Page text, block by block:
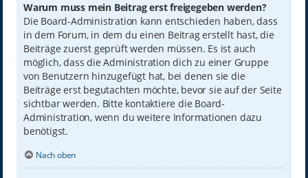
Warum muss mein Beitrag erst freigegeben werden?
Die Board-Administration kann entschieden haben, dass
in dem Forum, in dem du einen Beitrag erstellt hast, die
Beiträge zuerst geprüft werden müssen. Es ist auch
möglich, dass die Administration dich zu einer Gruppe
von Benutzern hinzugefügt hat, bei denen sie die
Beiträge erst begutachten möchte, bevor sie auf der Seite
sichtbar werden. Bitte kontaktiere die Board-
Administration, wenn du weitere Informationen dazu
benötigst.
Nach oben